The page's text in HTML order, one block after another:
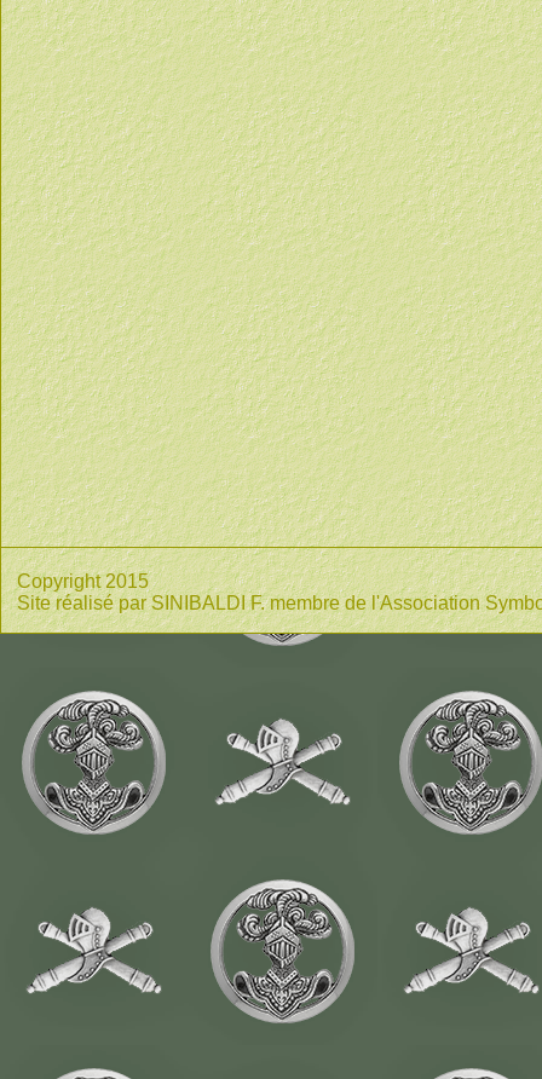
Copyright 2015
Site réalisé par SINIBALDI F. membre de l'Association